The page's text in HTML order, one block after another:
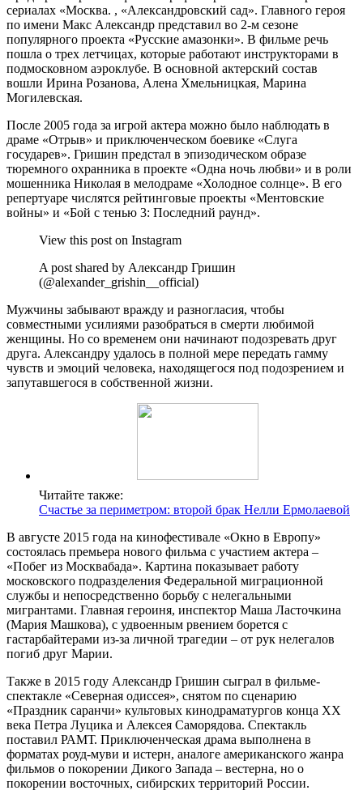
сериалах «Москва. , «Александровский сад». Главного героя
по имени Макс Александр представил во 2-м сезоне
популярного проекта «Русские амазонки». В фильме речь
пошла о трех летчицах, которые работают инструкторами в
подмосковном аэроклубе. В основной актерский состав
вошли Ирина Розанова, Алена Хмельницкая, Марина
Могилевская.
После 2005 года за игрой актера можно было наблюдать в
драме «Отрыв» и приключенческом боевике «Слуга
государев». Гришин предстал в эпизодическом образе
тюремного охранника в проекте «Одна ночь любви» и в роли
мошенника Николая в мелодраме «Холодное солнце». В его
репертуаре числятся рейтинговые проекты «Ментовские
войны» и «Бой с тенью 3: Последний раунд».
View this post on Instagram
A post shared by Александр Гришин
(@alexander_grishin__official)
Мужчины забывают вражду и разногласия, чтобы
совместными усилиями разобраться в смерти любимой
женщины. Но со временем они начинают подозревать друг
друга. Александру удалось в полной мере передать гамму
чувств и эмоций человека, находящегося под подозрением и
запутавшегося в собственной жизни.
Читайте также:
Счастье за периметром: второй брак Нелли Ермолаевой
В августе 2015 года на кинофестивале «Окно в Европу»
состоялась премьера нового фильма с участием актера –
«Побег из Москвабада». Картина показывает работу
московского подразделения Федеральной миграционной
службы и непосредственно борьбу с нелегальными
мигрантами. Главная героиня, инспектор Маша Ласточкина
(Мария Машкова), с удвоенным рвением борется с
гастарбайтерами из-за личной трагедии – от рук нелегалов
погиб друг Марии.
Также в 2015 году Александр Гришин сыграл в фильме-
спектакле «Северная одиссея», снятом по сценарию
«Праздник саранчи» культовых кинодраматургов конца XX
века Петра Луцика и Алексея Саморядова. Спектакль
поставил РАМТ. Приключенческая драма выполнена в
форматах роуд-муви и истерн, аналоге американского жанра
фильмов о покорении Дикого Запада – вестерна, но о
покорении восточных, сибирских территорий России.